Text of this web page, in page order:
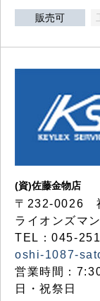
販売可
(資)佐藤金物店
〒232-0026
ライオンズマ
TEL：045-
oshi-1087-
営業時間：
日・祝祭日